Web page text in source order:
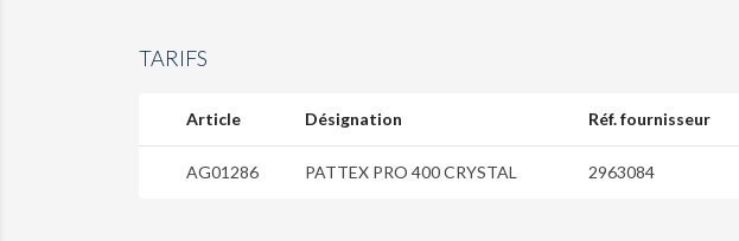
TARIFS
Article Désignation Réf. fournisseur
AG01286 PATTEX PRO 400 CRYSTAL 2963084